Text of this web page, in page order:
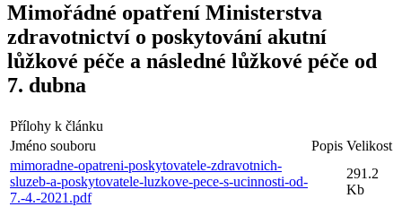
Mimořádné opatření Ministerstva
zdravotnictví o poskytování akutní
lůžkové péče a následné lůžkové péče od
7. dubna
Přílohy k článku
Jméno souboru
Popis Velikost
mimoradne-opatreni-poskytovatele-zdravotnich-
sluzeb-a-poskytovatele-luzkove-pece-s-ucinnosti-od-
7.-4.-2021.pdf
291.2
Kb